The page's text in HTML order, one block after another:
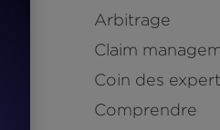
Arbitrage
Claim
Coin des
Comprendre